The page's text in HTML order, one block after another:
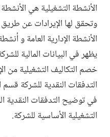
الأنشطة التشغيلية هي الأنشطة
وتحقق لها الإيرادات عن
الأنشطة الإدارية العامة و
يظهر في البيانات المالية
خصم التكاليف التشغيلية من
التدفقات النقدية للشركة
في توضيح التدفقات النقدية
التشغيلية الأساسية للشركة.